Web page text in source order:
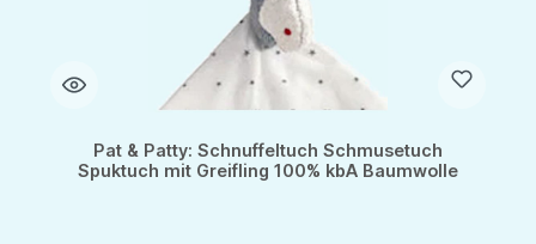
Pat & Patty: Schnuffeltuch Schmusetuch
Spuktuch mit Greifling 100% kbA Baumwolle